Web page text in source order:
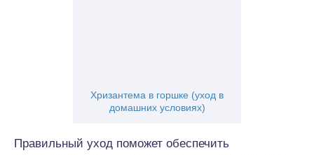
Хризантема в горшке (уход в
домашних условиях)
Правильный уход поможет обеспечить